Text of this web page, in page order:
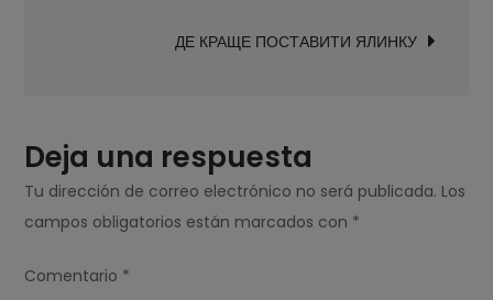
РЕГЕНЕРАЦІЯДЕ КРАЩЕ ПОСТАВИТИ ЯЛИНКУ
Deja una respuesta
Tu dirección de correo electrónico no será publicada. Los
campos obligatorios están marcados con *
Comentario *